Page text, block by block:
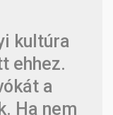
kultúra
ehhez.
a
Ha nem